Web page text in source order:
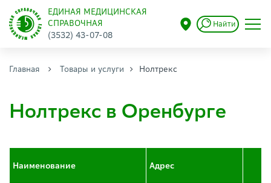
ЕДИНАЯ МЕДИЦИНСКАЯ
СПРАВОЧНАЯ
(3532) 43-07-08
Найти
Главная Товары и услуги Нолтрекс
Нолтрекс в Оренбурге
Наименование Адрес